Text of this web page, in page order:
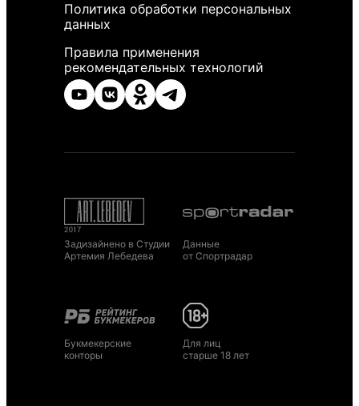
Политика обработки персональных
данных
Правила применения
рекомендательных технологий
Задизайнено в Студии
Артемия Лебедева
Данные
от Спортрадар
Букмекерские
конторы
Для лиц
старше 18 лет